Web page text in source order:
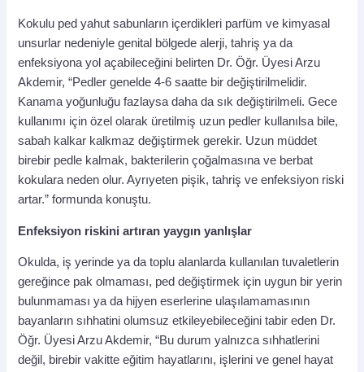
Kokulu ped yahut sabunların içerdikleri parfüm ve kimyasal
unsurlar nedeniyle genital bölgede alerji, tahriş ya da
enfeksiyona yol açabileceğini belirten Dr. Öğr. Üyesi Arzu
Akdemir, “Pedler genelde 4-6 saatte bir değiştirilmelidir.
Kanama yoğunluğu fazlaysa daha da sık değiştirilmeli. Gece
kullanımı için özel olarak üretilmiş uzun pedler kullanılsa bile,
sabah kalkar kalkmaz değiştirmek gerekir. Uzun müddet
birebir pedle kalmak, bakterilerin çoğalmasına ve berbat
kokulara neden olur. Ayrıyeten pişik, tahriş ve enfeksiyon riski
artar.” formunda konuştu.
Enfeksiyon riskini artıran yaygın yanlışlar
Okulda, iş yerinde ya da toplu alanlarda kullanılan tuvaletlerin
gereğince pak olmaması, ped değiştirmek için uygun bir yerin
bulunmaması ya da hijyen eserlerine ulaşılamamasının
bayanların sıhhatini olumsuz etkileyebileceğini tabir eden Dr.
Öğr. Üyesi Arzu Akdemir, “Bu durum yalnızca sıhhatlerini
değil, birebir vakitte eğitim hayatlarını, işlerini ve genel hayat